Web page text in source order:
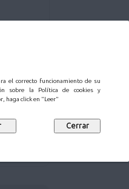
el correcto funcionamiento de su
sobre la Política de cookies y
haga click en "Leer"